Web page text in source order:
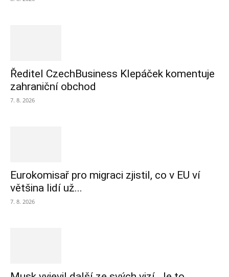
Ředitel CzechBusiness Klepáček komentuje
zahraniční obchod
7. 8. 2026
Eurokomisař pro migraci zjistil, co v EU ví
většina lidí už...
7. 8. 2026